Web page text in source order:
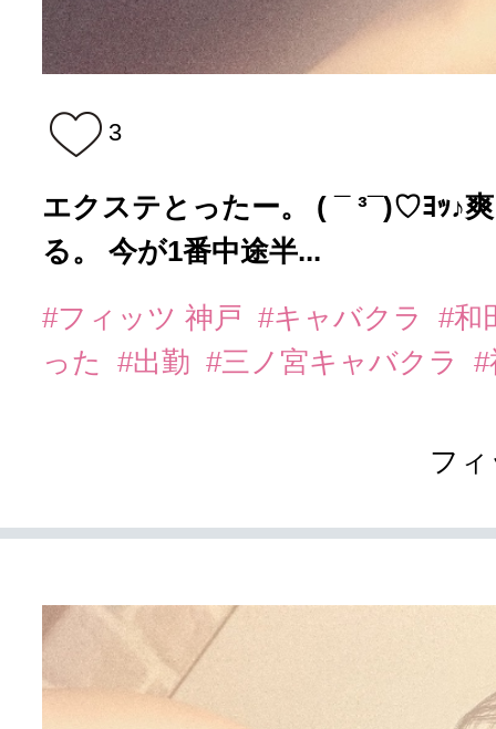
3
エクステとったー。 ( ¯ ³¯)♡ﾖｯ♪
る。 今が1番中途半...
#フィッツ 神戸 #キャバクラ
#和
った
#出勤 #三ノ宮キャバクラ
フ